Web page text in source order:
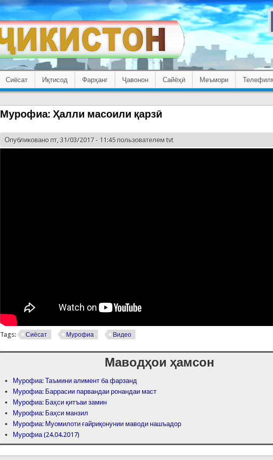
Сиёсат Иқтисод Фарҳанг Ҷавонон Сайёҳӣ Меъмори
Мурофиа: Ҳалли масоили қарзӣ
Опубликовано пт, 31/03/2017 - 11:45 пользователемtvt
Tags: Сиёсат Мурофиа Видео
Маводҳои ҳамсон
Мурофиа: Таъмини алимент ба фарзанд
Мурофиа: Баррасии парвандаи ронандаи маст
Мурофиа: Баҳси қитъаи замин
Мурофиа: Баҳси манзил
Мурофиа: Муомилоти ғайриқонунии маводи нашъадор
Мурофиа (24.04.2017)